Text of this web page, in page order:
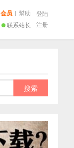
联系站长
会员 | 幫助
登陆
注册